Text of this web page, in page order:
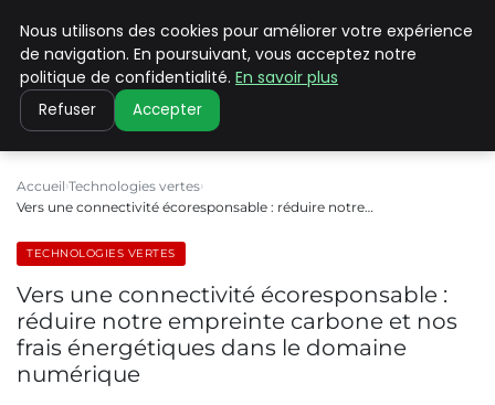
CLIMATE C ADVANCED
Accueil Technologies vertes
Vers une connectivité écoresponsable : réduire notre…
TECHNOLOGIES VERTES
Vers une connectivité écoresponsable :
réduire notre empreinte carbone et nos
frais énergétiques dans le domaine
numérique
Nous utilisons des cookies pour améliorer votre expérience
de navigation. En poursuivant, vous acceptez notre
politique de confidentialité. En savoir plus
Refuser Accepter